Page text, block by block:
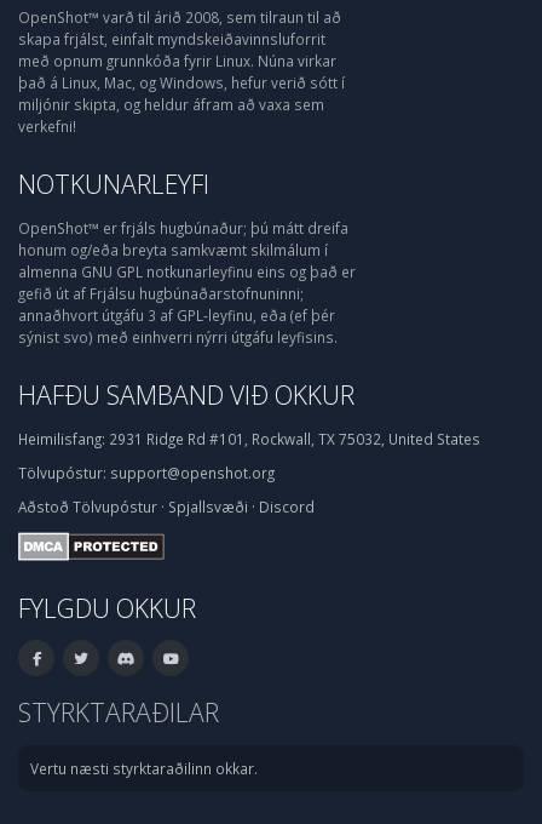
OpenShot™ varð til árið 2008, sem tilraun til að
skapa frjálst, einfalt myndskeiðavinnsluforrit
með opnum grunnkóða fyrir Linux. Núna virkar
það á Linux, Mac, og Windows, hefur verið sótt í
miljónir skipta, og heldur áfram að vaxa sem
verkefni!
NOTKUNARLEYFI
OpenShot™ er frjáls hugbúnaður; þú mátt dreifa
honum og/eða breyta samkvæmt skilmálum í
almenna GNU GPL notkunarleyfinu eins og það er
gefið út af Frjálsu hugbúnaðarstofnuninni;
annaðhvort útgáfu 3 af GPL-leyfinu, eða (ef þér
sýnist svo) með einhverri nýrri útgáfu leyfisins.
HAFÐU SAMBAND VIÐ OKKUR
Heimilisfang: 2931 Ridge Rd #101, Rockwall, TX 75032, United States
Tölvupóstur: support@openshot.org
Aðstoð Tölvupóstur · Spjallsvæði · Discord
FYLGDU OKKUR
STYRKTARAÐILAR
Vertu næsti styrktaraðilinn okkar.